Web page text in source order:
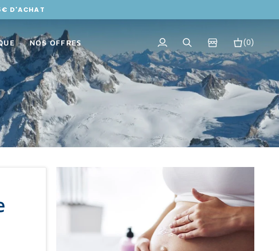
D'ACHAT
NOS OFFRES
Mon
compte
Recherche Panier
(0)